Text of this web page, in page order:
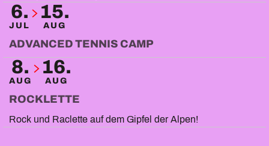
6.
JUL
15.
AUG
ADVANCED TENNIS CAMP
8.
AUG
16.
AUG
ROCKLETTE
Rock und Raclette auf dem Gipfel der Alpen!